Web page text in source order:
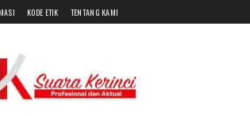
KODE ETIK TENTANG KAMI